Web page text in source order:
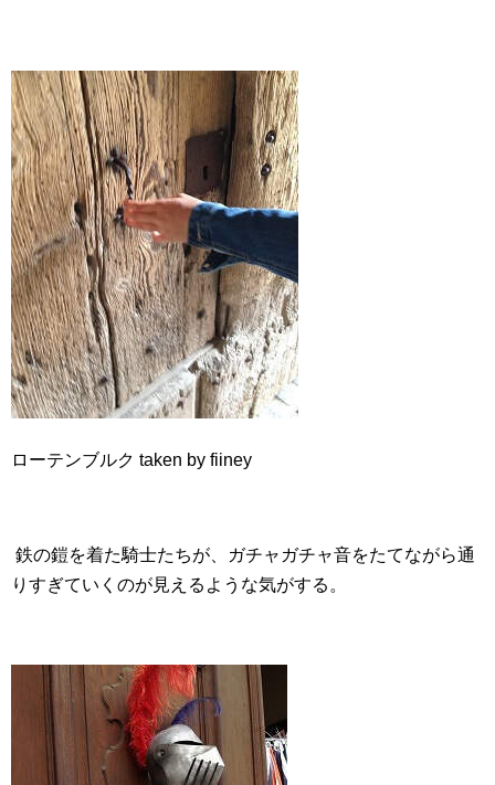
ローテンブルク taken by fiiney
鉄の鎧を着た騎士たちが、ガチャガチャ音をたてながら通
りすぎていくのが見えるような気がする。